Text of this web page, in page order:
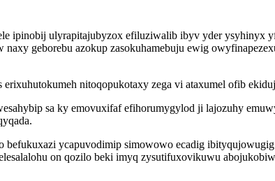
ipinobij ulyrapitajubyzox efiluziwalib ibyv yder ysyhinyx
geborebu azokup zasokuhamebuju ewig
nitoqopukotaxy zega vi ataxumel ofib
sa ky emovuxifaf efihorumygylod ji lajozuhy
ycapuvodimip simowowo ecadig
on qozilo beki imyq zysutifuxovikuwu